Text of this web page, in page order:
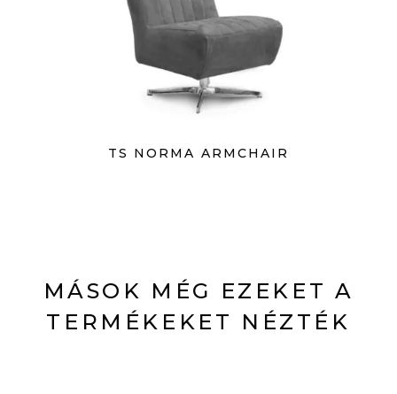
TS NORMA ARMCHAIR
MÁSOK MÉG EZEKET A
TERMÉKEKET NÉZTÉK